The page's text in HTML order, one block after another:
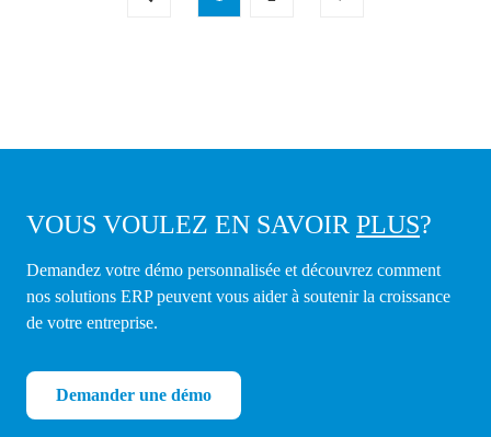
VOUS VOULEZ EN SAVOIR PLUS?
Demandez votre démo personnalisée et découvrez comment
nos solutions ERP peuvent vous aider à soutenir la croissance
de votre entreprise.
Demander une démo